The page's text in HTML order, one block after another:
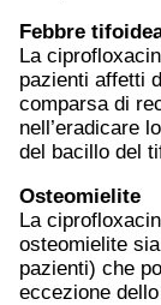
Febbre
La
pazienti affetti
comparsa di
nell’eradicare
del bacillo del
Osteomielite
La
osteomielite
pazienti) che
eccezione